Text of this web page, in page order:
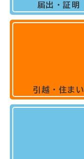
届出・証明
引越・住まい